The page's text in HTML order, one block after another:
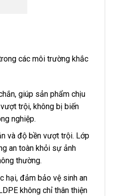
các môi trường khắc
giúp sản phẩm chịu
trội, không bị biến
nghiệp.
và độ bền vượt trội. Lớp
an toàn khỏi sự ảnh
thường.
hại, đảm bảo vệ sinh an
không chỉ thân thiện